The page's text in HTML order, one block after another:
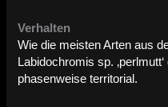
Verhalten
Wie die meisten Arten aus
Labidochromis sp.
phasenweise territorial.